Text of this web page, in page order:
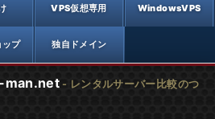
man.net- レンタルサーバー比較のつ